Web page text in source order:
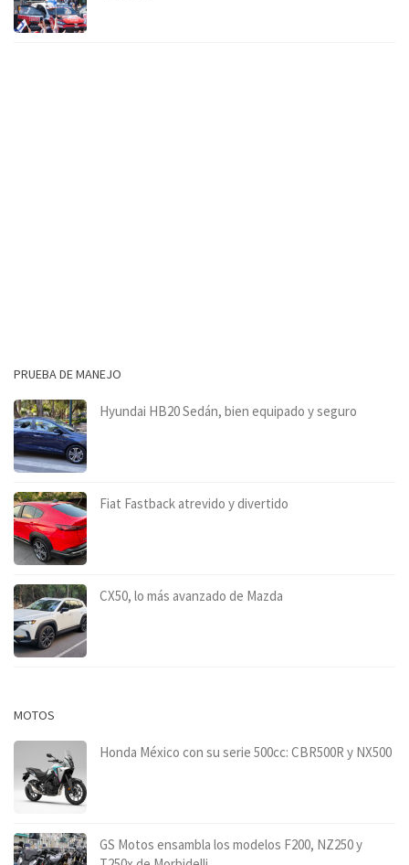
PRUEBA DE MANEJO
Hyundai HB20 Sedán, bien equipado y seguro
Fiat Fastback atrevido y divertido
CX50, lo más avanzado de Mazda
MOTOS
Honda México con su serie 500cc: CBR500R y NX500
GS Motos ensambla los modelos F200, NZ250 y